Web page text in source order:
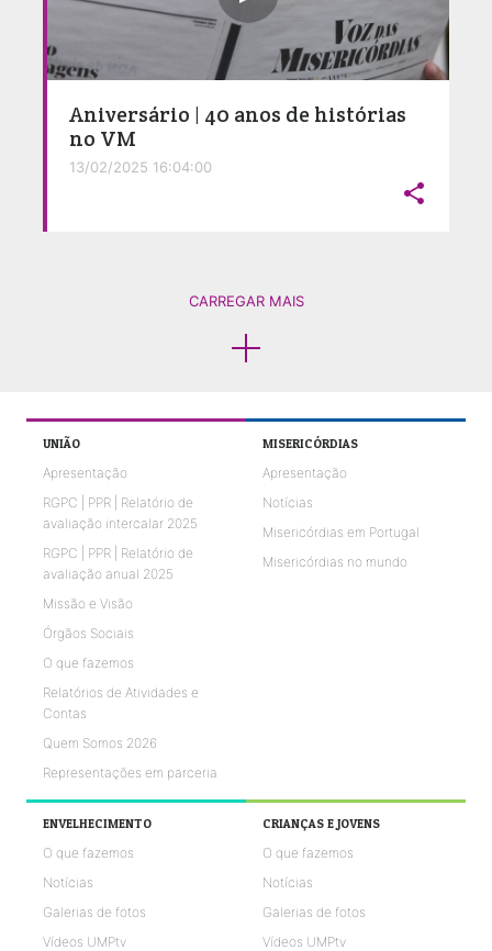
Aniversário | 40 anos de histórias
no VM
13/02/2025 16:04:00

CARREGAR MAIS
UNIÃO
Apresentação
RGPC | PPR | Relatório de
avaliação intercalar 2025
RGPC | PPR | Relatório de
avaliação anual 2025
Missão e Visão
Órgãos Sociais
O que fazemos
Relatórios de Atividades e
Contas
Quem Somos 2026
Representações em parceria
MISERICÓRDIAS
Apresentação
Notícias
Misericórdias em Portugal
Misericórdias no mundo
ENVELHECIMENTO
O que fazemos
Notícias
Galerias de fotos
Vídeos UMPtv
CRIANÇAS E JOVENS
O que fazemos
Notícias
Galerias de fotos
Vídeos UMPtv